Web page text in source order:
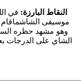
النقاط البارزة: في
موسيقى الشاشماقام
وهو مشهد حظره
الشاي على الدرجات